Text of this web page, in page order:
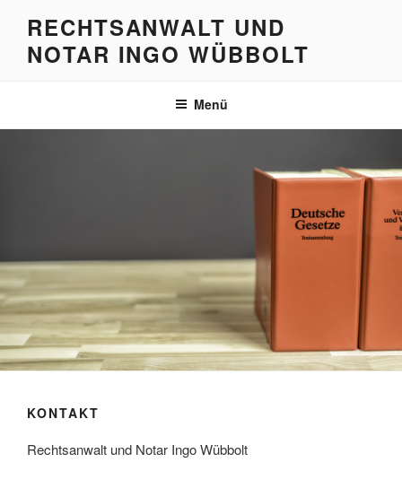
springen
RECHTSANWALT UND
NOTAR INGO WÜBBOLT
Menü
KONTAKT
Rechtsanwalt und Notar Ingo Wübbolt